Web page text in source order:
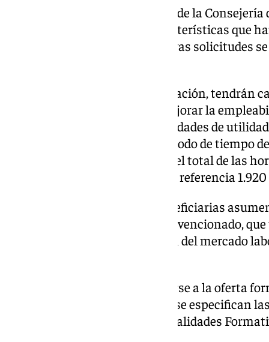
Según han apuntado, en la web de la
Autónomo se detallan las características que
desarrollarán las entidades, cuyas solicitudes
Los proyectos, de un año de duración, tendrán
como objetivo fundamental mejorar la
desempleadas a través de actividades de
social. En cualquier caso, el periodo de tiempo
no podrá ser inferior a un 35% del total de las
superior al 50%, tomando como referencia
Las entidades que resulten beneficiarias
ejecución total del proyecto subvencionado,
las necesidades de cualificación del mercado
Del mismo modo, deben ajustarse a la oferta
IV de la convocatoria, en el que se especifican
en el Fichero Andaluz de Especialidades